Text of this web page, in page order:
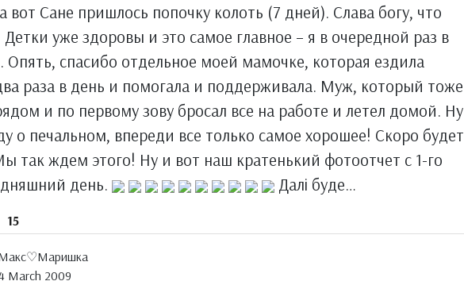
вот Сане пришлось попочку колоть (7 дней). Слава богу, что
уже здоровы и это самое главное – я в очередной раз в
Опять, спасибо отдельное моей мамочке, которая ездила
раза в день и помогала и поддерживала. Муж, который тоже
и по первому зову бросал все на работе и летел домой. Ну
о печальном, впереди все только самое хорошее! Скоро будет
так ждем этого! Ну и вот наш кратенький фотоотчет с 1-го
день.
Далі буде…
15
March 2009